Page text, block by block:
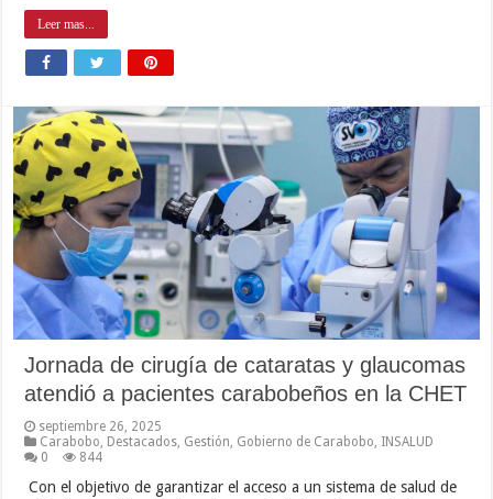
Leer mas...
Jornada de cirugía de cataratas y glaucomas
atendió a pacientes carabobeños en la CHET
septiembre 26, 2025
Carabobo Destacados Gestión Gobierno de Carabobo INSALUD
0
844
Con el objetivo de garantizar el acceso a un sistema de salud de